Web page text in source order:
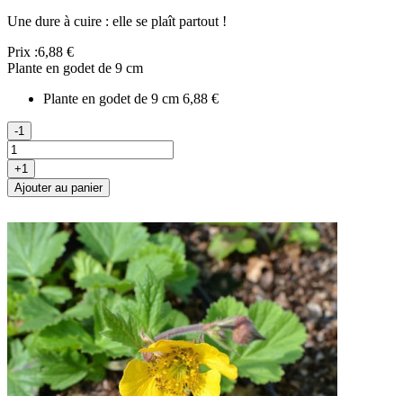
Une dure à cuire : elle se plaît partout !
Prix :6,88 €
Plante en godet de 9 cm
Plante en godet de 9 cm 6,88 €
-1
+1
Ajouter au panier